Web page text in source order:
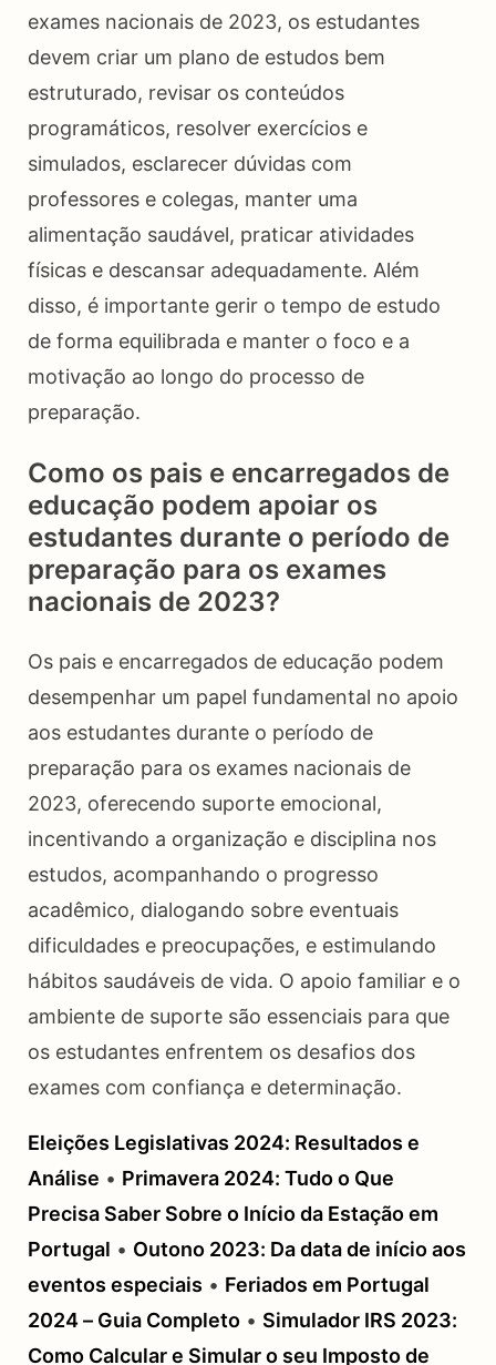
exames nacionais de 2023, os estudantes
devem criar um plano de estudos bem
estruturado, revisar os conteúdos
programáticos, resolver exercícios e
simulados, esclarecer dúvidas com
professores e colegas, manter uma
alimentação saudável, praticar atividades
físicas e descansar adequadamente. Além
disso, é importante gerir o tempo de estudo
de forma equilibrada e manter o foco e a
motivação ao longo do processo de
preparação.
Como os pais e encarregados de
educação podem apoiar os
estudantes durante o período de
preparação para os exames
nacionais de 2023?
Os pais e encarregados de educação podem
desempenhar um papel fundamental no apoio
aos estudantes durante o período de
preparação para os exames nacionais de
2023, oferecendo suporte emocional,
incentivando a organização e disciplina nos
estudos, acompanhando o progresso
acadêmico, dialogando sobre eventuais
dificuldades e preocupações, e estimulando
hábitos saudáveis de vida. O apoio familiar e o
ambiente de suporte são essenciais para que
os estudantes enfrentem os desafios dos
exames com confiança e determinação.
Eleições Legislativas 2024: Resultados e
Análise • Primavera 2024: Tudo o Que
Precisa Saber Sobre o Início da Estação em
Portugal • Outono 2023: Da data de início aos
eventos especiais • Feriados em Portugal
2024 – Guia Completo • Simulador IRS 2023:
Como Calcular e Simular o seu Imposto de